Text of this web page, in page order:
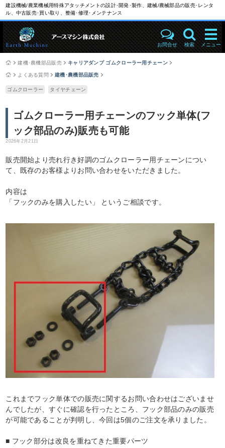
建設機械/農業機械用特殊アタッチメントの設計･開発･製作、建械/農械部品の販売･レンタ
ル、中古販売･買い取り、整備･修理･メンテナンス
お問合せ 検索 メニュー
建機･農機部品販売 キャリアダンプ ゴムクローラー用チェーン
よくある質問 建機･農機部品販売
ゴムクローラー タイヤチェーン
ゴムクローラー用チェーンのフック単体(フ
ック部品のみ)販売も可能
2026年2月21日
販売開始より売れ行き好調のゴムクローラー用チェーンについ
て、既存のお客様よりお問い合わせをいただきました。
内容は
「フックのみを購入したい」 というご相談です。
これまでフック単体での販売に関するお問い合わせはございませ
んでしたが、すぐに確認を行ったところ、フック部品のみの販売
が可能であることが判明し、今回は5個のご注文を承りました。
■ フック部分は改良を重ねてきた重要パーツ